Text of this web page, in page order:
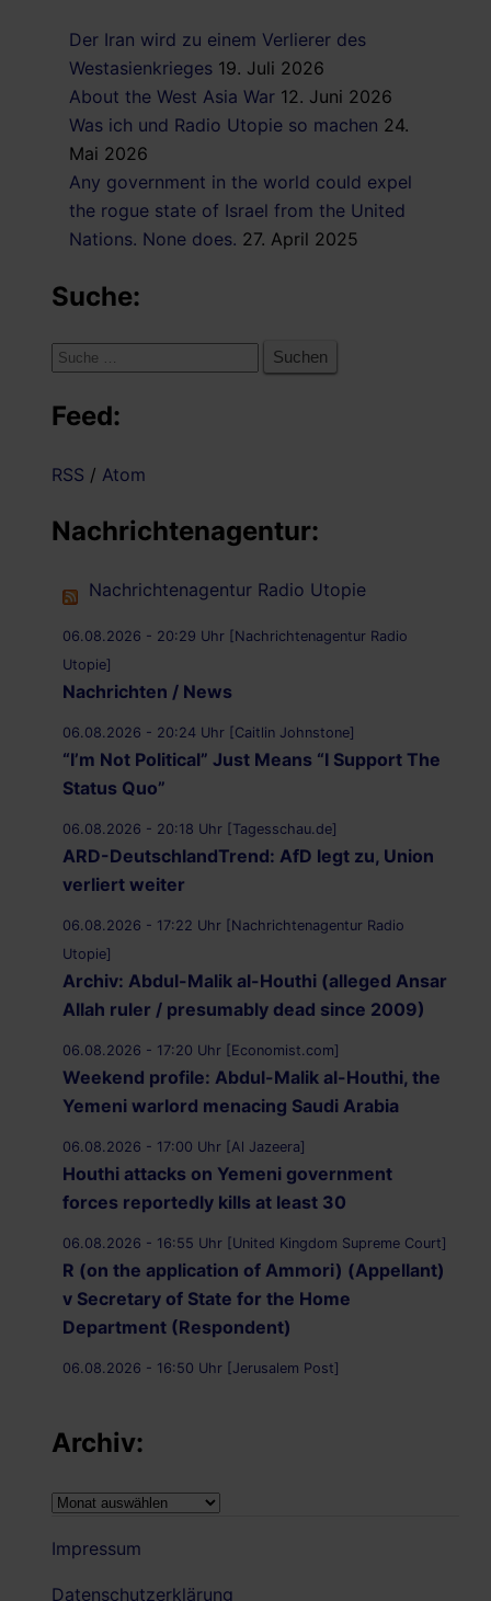
Der Iran wird zu einem Verlierer des
Westasienkrieges 19. Juli 2026
About the West Asia War 12. Juni 2026
Was ich und Radio Utopie so machen 24.
Mai 2026
Any government in the world could expel
the rogue state of Israel from the United
Nations. None does. 27. April 2025
Suche:
Suche
Feed:
RSS / Atom
Nachrichtenagentur:
Nachrichtenagentur Radio Utopie
06.08.2026 - 20:29 Uhr [Nachrichtenagentur Radio
Utopie]
Nachrichten / News
06.08.2026 - 20:24 Uhr [Caitlin Johnstone]
“I’m Not Political” Just Means “I Support The
Status Quo”
06.08.2026 - 20:18 Uhr [Tagesschau.de]
ARD-DeutschlandTrend: AfD legt zu, Union
verliert weiter
06.08.2026 - 17:22 Uhr [Nachrichtenagentur Radio
Utopie]
Archiv: Abdul-Malik al-Houthi (alleged Ansar
Allah ruler / presumably dead since 2009)
06.08.2026 - 17:20 Uhr [Economist.com]
Weekend profile: Abdul-Malik al-Houthi, the
Yemeni warlord menacing Saudi Arabia
06.08.2026 - 17:00 Uhr [Al Jazeera]
Houthi attacks on Yemeni government
forces reportedly kills at least 30
06.08.2026 - 16:55 Uhr [United Kingdom Supreme Court]
R (on the application of Ammori) (Appellant)
v Secretary of State for the Home
Department (Respondent)
06.08.2026 - 16:50 Uhr [Jerusalem Post]
14 peaceful protesters arrested at Palestine
Action demonstration outside Bristol Prison
06.08.2026 - 16:19 Uhr [Nachrichtenagentur Radio
Utopie]
Archiv:
Archiv:
Impressum
Datenschutzerklärung